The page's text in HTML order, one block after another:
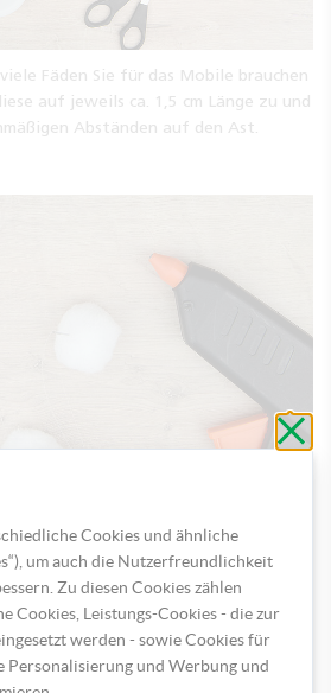
Fäden Sie für das Mobile brauchen
auf jeweils ca. 1,5 cm Länge zu und
Abständen auf den Ast.
in die Nadel und stechen Sie
Sind Sie mit der Position am Mobile
Sie es unten mit einem Klecks
kleben Sie den Faden
zwei der Formen fest.
ohne
zu
Cookies und ähnliche
um auch die Nutzerfreundlichkeit
Zu diesen Cookies zählen
Cookies, Leistungs-Cookies - die zur
werden - sowie Cookies für
Personalisierung und Werbung und